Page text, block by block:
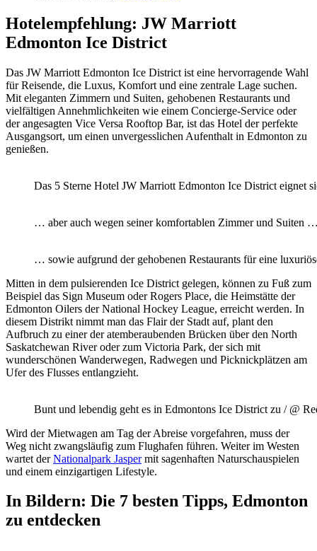
Hotelempfehlung: JW Marriott
Edmonton Ice District
Das JW Marriott Edmonton Ice District ist eine hervorragende Wahl
für Reisende, die Luxus, Komfort und eine zentrale Lage suchen.
Mit eleganten Zimmern und Suiten, gehobenen Restaurants und
vielfältigen Annehmlichkeiten wie einem Concierge-Service oder
der angesagten Vice Versa Rooftop Bar, ist das Hotel der perfekte
Ausgangsort, um einen unvergesslichen Aufenthalt in Edmonton zu
genießen.
Das 5 Sterne Hotel JW Marriott Edmonton Ice District eignet
… aber auch wegen seiner komfortablen Zimmer und Suiten
… sowie aufgrund der gehobenen Restaurants für eine
Mitten in dem pulsierenden Ice District gelegen, können zu Fuß zum
Beispiel das Sign Museum oder Rogers Place, die Heimstätte der
Edmonton Oilers der National Hockey League, erreicht werden. In
diesem Distrikt nimmt man das Flair der Stadt auf, plant den
Aufbruch zu einer der atemberaubenden Brücken über den North
Saskatchewan River oder zum Victoria Park, der sich mit
wunderschönen Wanderwegen, Radwegen und Picknickplätzen am
Ufer des Flusses entlangzieht.
Bunt und lebendig geht es in Edmontons Ice District zu / @
Wird der Mietwagen am Tag der Abreise vorgefahren, muss der
Weg nicht zwangsläufig zum Flughafen führen. Weiter im Westen
wartet derNationalpark Jaspermit sagenhaften Naturschauspielen
und einem einzigartigen Lifestyle.
In Bildern: Die 7 besten Tipps, Edmonton
zu entdecken